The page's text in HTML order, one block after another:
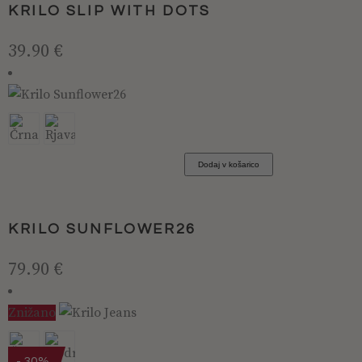
različic.
lahko
izberete
na
strani
izdelka
KRILO SLIP WITH DOTS
39.90 €
Ta
izdelek
Možnosti
izberete
strani
izdelka
Dodaj v košarico
KRILO SUNFLOWER26
79.90 €
Znižano
Ta
izdelek